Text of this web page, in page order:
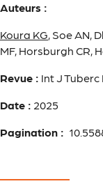
Auteurs :
Koura KG, Soe AN,
MF, Horsburgh CR,
Revue : Int J Tuberc
Date : 2025
Pagination :